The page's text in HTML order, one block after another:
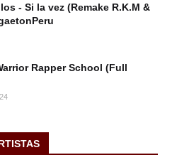
- Si la vez (Remake R.K.M &
Rapper School (Full